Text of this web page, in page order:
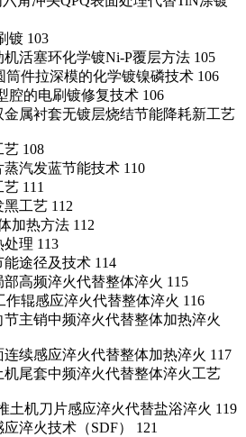
镀 103
活塞环化学镀Ni-P覆层方法 105
筒件拉深模的化学镀镍磷技术 106
腔的电刷镀修复技术 106
金属衬套无镀层烧结节能降耗新工艺
108
汽发蓝节能技术 110
111
工艺 112
加热方法 112
理 113
途径及技术 114
高频淬火代替整体淬火 115
作辊感应淬火代替整体淬火 116
节主销中频淬火代替整体加热淬火
续感应淬火代替整体加热淬火 117
机尾套中频淬火代替整体淬火工艺
土机刀片感应淬火代替盐浴淬火 119
淬火技术（SDF） 121